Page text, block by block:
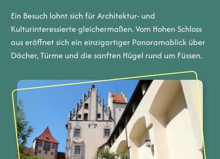
Ein Besuch lohnt sich für Architektur- und
Kulturinteressierte gleichermaßen. Vom Hohen Schloss
aus eröffnet sich ein einzigartiger Panoramablick über
Dächer, Türme und die sanften Hügel rund um Füssen.